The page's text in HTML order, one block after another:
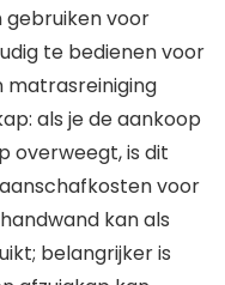
gebruiken voor
te bedienen voor
matrasreiniging
als je de aankoop
overweegt, is dit
voor
kan als
belangrijker is